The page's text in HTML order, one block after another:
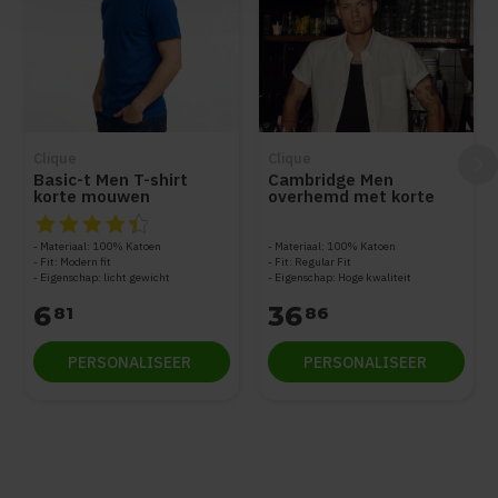
Basic-t Men T-shirt
korte mouwen
De beoordeling van dit product is
Materiaal: 100% Katoen
Fit: Modern fit
Eigenschap: licht gewicht
681
PERSONALISEER
Cambridge Men
overhemd met korte
Materiaal: 100% Katoen
Fit: Regular Fit
Eigenschap: Hoge kwaliteit
3686
PERSONALISEER